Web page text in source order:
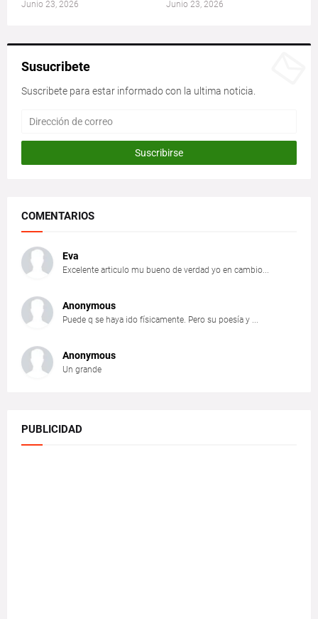
Junio 23, 2026 Junio 23, 2026
Susucribete
Suscribete para estar informado con la ultima noticia.
COMENTARIOS
Eva
Excelente articulo mu bueno de verdad yo en cambio...
Anonymous
Puede q se haya ido físicamente. Pero su poesía y ...
Anonymous
Un grande
PUBLICIDAD